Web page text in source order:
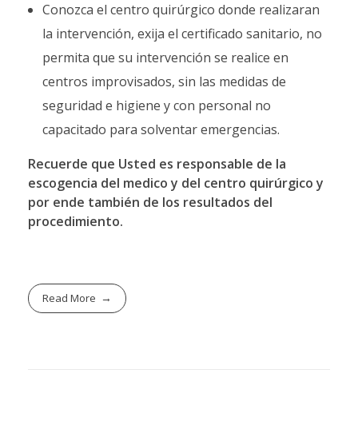
Conozca el centro quirúrgico donde realizaran
la intervención, exija el certificado sanitario, no
permita que su intervención se realice en
centros improvisados, sin las medidas de
seguridad e higiene y con personal no
capacitado para solventar emergencias.
Recuerde que Usted es responsable de la
escogencia del medico y del centro quirúrgico y
por ende también de los resultados del
procedimiento.
Read More